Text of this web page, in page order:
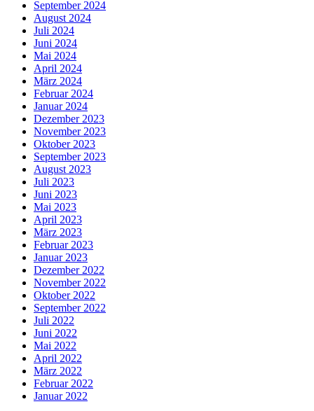
September 2024
August 2024
Juli 2024
Juni 2024
Mai 2024
April 2024
März 2024
Februar 2024
Januar 2024
Dezember 2023
November 2023
Oktober 2023
September 2023
August 2023
Juli 2023
Juni 2023
Mai 2023
April 2023
März 2023
Februar 2023
Januar 2023
Dezember 2022
November 2022
Oktober 2022
September 2022
Juli 2022
Juni 2022
Mai 2022
April 2022
März 2022
Februar 2022
Januar 2022